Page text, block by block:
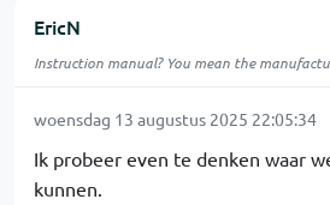
EricN
Instruction manual? You mean the
woensdag 13 augustus 2025 22:05:34
Ik probeer even te denken waar
kunnen.